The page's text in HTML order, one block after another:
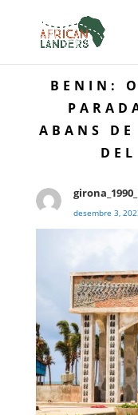
BENIN:
ABANS
desembre 3,